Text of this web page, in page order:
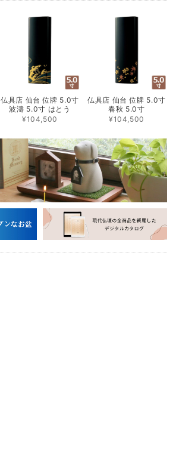
仏具店 仙台 位牌 5.0寸
波濤 5.0寸 はとう
¥104,500
仏具店 仙台 位牌 5.0寸
春秋 5.0寸
¥104,500